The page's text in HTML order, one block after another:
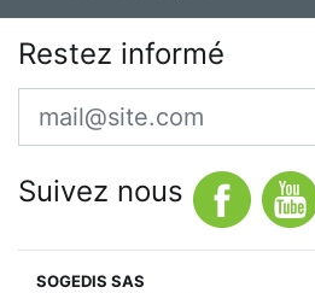
Restez informé
Email
Suivez nous
SOGEDIS SAS